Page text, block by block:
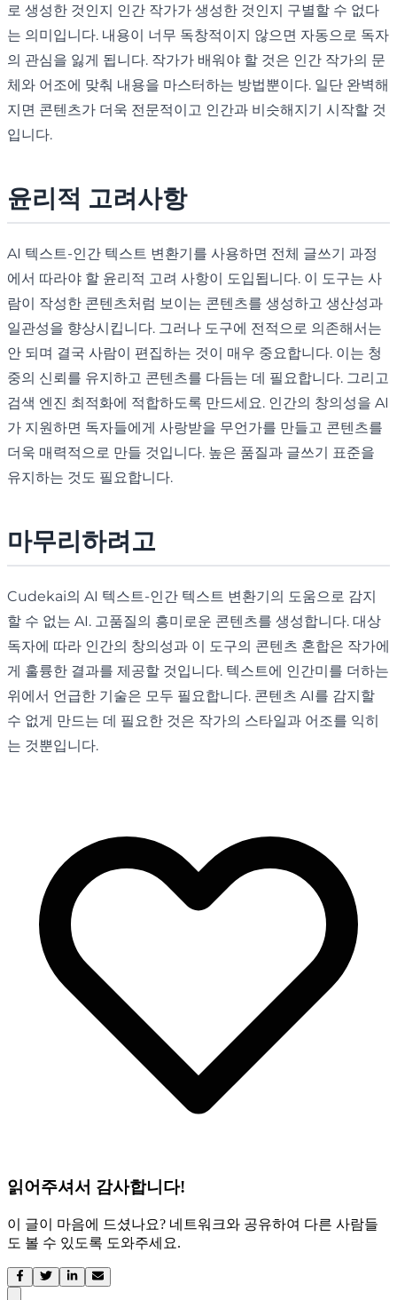
로 생성한 것인지 인간 작가가 생성한 것인지 구별할 수 없다
는 의미입니다. 내용이 너무 독창적이지 않으면 자동으로 독자
의 관심을 잃게 됩니다. 작가가 배워야 할 것은 인간 작가의 문
체와 어조에 맞춰 내용을 마스터하는 방법뿐이다. 일단 완벽해
지면 콘텐츠가 더욱 전문적이고 인간과 비슷해지기 시작할 것
입니다.
윤리적 고려사항
AI 텍스트-인간 텍스트 변환기를 사용하면 전체 글쓰기 과정
에서 따라야 할 윤리적 고려 사항이 도입됩니다. 이 도구는 사
람이 작성한 콘텐츠처럼 보이는 콘텐츠를 생성하고 생산성과
일관성을 향상시킵니다. 그러나 도구에 전적으로 의존해서는
안 되며 결국 사람이 편집하는 것이 매우 중요합니다. 이는 청
중의 신뢰를 유지하고 콘텐츠를 다듬는 데 필요합니다. 그리고
검색 엔진 최적화에 적합하도록 만드세요. 인간의 창의성을 AI
가 지원하면 독자들에게 사랑받을 무언가를 만들고 콘텐츠를
더욱 매력적으로 만들 것입니다. 높은 품질과 글쓰기 표준을
유지하는 것도 필요합니다.
마무리하려고
Cudekai의 AI 텍스트-인간 텍스트 변환기의 도움으로 감지
할 수 없는 AI. 고품질의 흥미로운 콘텐츠를 생성합니다. 대상
독자에 따라 인간의 창의성과 이 도구의 콘텐츠 혼합은 작가에
게 훌륭한 결과를 제공할 것입니다. 텍스트에 인간미를 더하는
위에서 언급한 기술은 모두 필요합니다. 콘텐츠 AI를 감지할
수 없게 만드는 데 필요한 것은 작가의 스타일과 어조를 익히
는 것뿐입니다.
읽어주셔서 감사합니다!
이 글이 마음에 드셨나요? 네트워크와 공유하여 다른 사람들
도 볼 수 있도록 도와주세요.